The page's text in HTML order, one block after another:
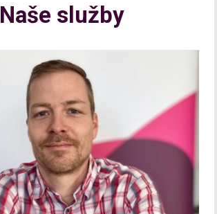
Naše služby